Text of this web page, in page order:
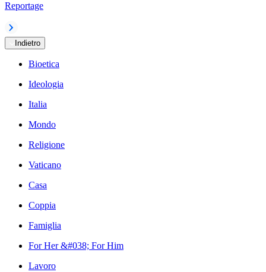
Reportage
Indietro
Bioetica
Ideologia
Italia
Mondo
Religione
Vaticano
Casa
Coppia
Famiglia
For Her &#038; For Him
Lavoro